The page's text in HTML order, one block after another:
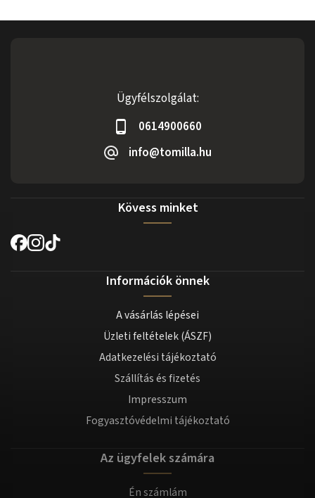
Ügyfélszolgálat:
0614900660
info@tomilla.hu
Kövess minket
Információk önnek
A vásárlás lépései
Üzleti feltételek (ÁSZF)
Adatkezelési tájékoztató
Szállítás és fizetés
Impresszum
Fogyasztóvédelmi tájékoztató
Az ügyfelek számára
Én számlám